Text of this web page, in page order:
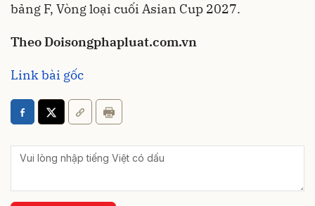
bảng F, Vòng loại cuối Asian Cup 2027.
Theo Doisongphapluat.com.vn
Link bài gốc